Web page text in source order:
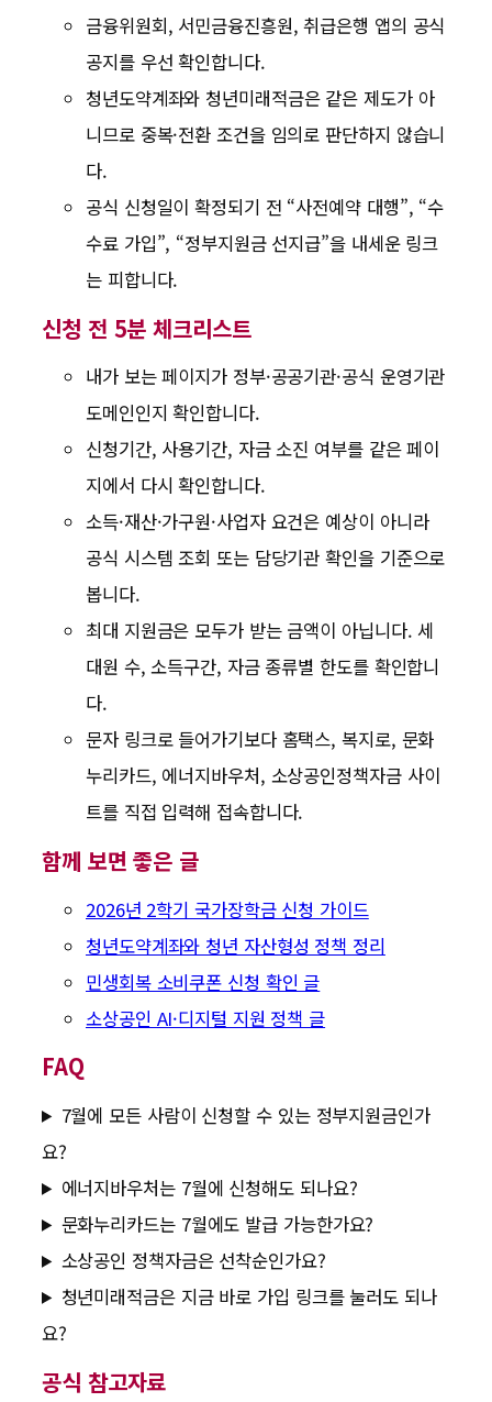
금융위원회, 서민금융진흥원, 취급은행 앱의 공식
공지를 우선 확인합니다.
청년도약계좌와 청년미래적금은 같은 제도가 아
니므로 중복·전환 조건을 임의로 판단하지 않습니
다.
공식 신청일이 확정되기 전 “사전예약 대행”, “수
수료 가입”, “정부지원금 선지급”을 내세운 링크
는 피합니다.
신청 전 5분 체크리스트
내가 보는 페이지가 정부·공공기관·공식 운영기관
도메인인지 확인합니다.
신청기간, 사용기간, 자금 소진 여부를 같은 페이
지에서 다시 확인합니다.
소득·재산·가구원·사업자 요건은 예상이 아니라
공식 시스템 조회 또는 담당기관 확인을 기준으로
봅니다.
최대 지원금은 모두가 받는 금액이 아닙니다. 세
대원 수, 소득구간, 자금 종류별 한도를 확인합니
다.
문자 링크로 들어가기보다 홈택스, 복지로, 문화
누리카드, 에너지바우처, 소상공인정책자금 사이
트를 직접 입력해 접속합니다.
함께 보면 좋은 글
2026년 2학기 국가장학금 신청 가이드
청년도약계좌와 청년 자산형성 정책 정리
민생회복 소비쿠폰 신청 확인 글
소상공인 AI·디지털 지원 정책 글
FAQ
7월에 모든 사람이 신청할 수 있는 정부지원금인가
요?
에너지바우처는 7월에 신청해도 되나요?
문화누리카드는 7월에도 발급 가능한가요?
소상공인 정책자금은 선착순인가요?
청년미래적금은 지금 바로 가입 링크를 눌러도 되나
요?
공식 참고자료